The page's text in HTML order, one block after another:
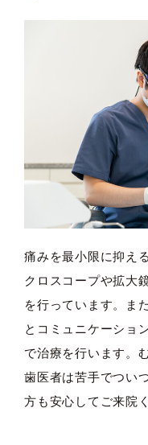
痛みを最小限に抑え
クロスコープや拡大
を行っています。ま
とコミュニケーショ
で治療を行います。
歯医者は苦手でつい
方も安心してご来院